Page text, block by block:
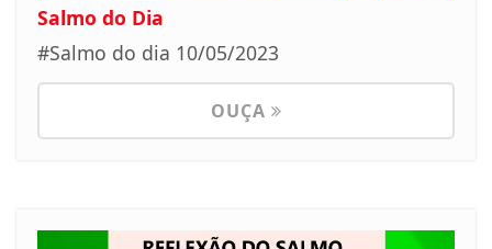
Salmo do Dia
#Salmo do dia 10/05/2023
OUÇA